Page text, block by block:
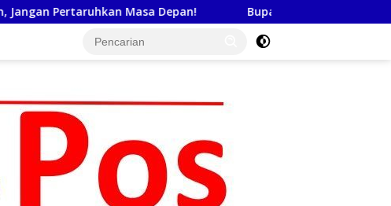
Bupati Toba Lantik 39 Pejabat, Tekankan Integritas dan